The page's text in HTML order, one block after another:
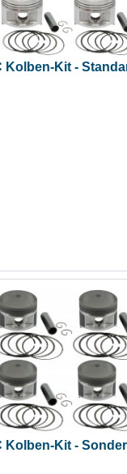
Kolben-Kit -
Kolben-Kit -